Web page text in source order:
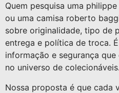
Quem pesquisa uma
ou uma camisa roberto
sobre originalidade, tipo de
entrega e política de troca.
informação e segurança
no universo de colecionáveis.
Nossa proposta é que cada